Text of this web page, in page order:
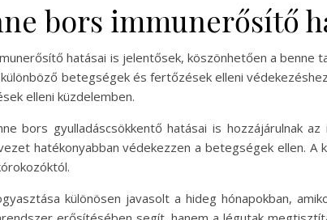
bors immunerősítő
hatásai is jelentősek, köszönhetően a benne
betegségek és fertőzések elleni
elleni küzdelemben.
bors gyulladáscsökkentő hatásai is hozzájárulnak
hatékonyabban védekezzen a betegségek ellen.
különösen javasolt a hideg hónapokban,